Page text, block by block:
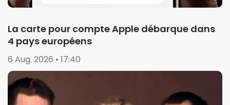
La carte pour compte Apple débarque dans
4 pays européens
6 Aug. 2026 • 17:40